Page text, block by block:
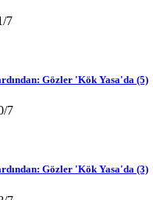
7
Gözler 'Kök Yasa'da (5)
7
Gözler 'Kök Yasa'da (3)